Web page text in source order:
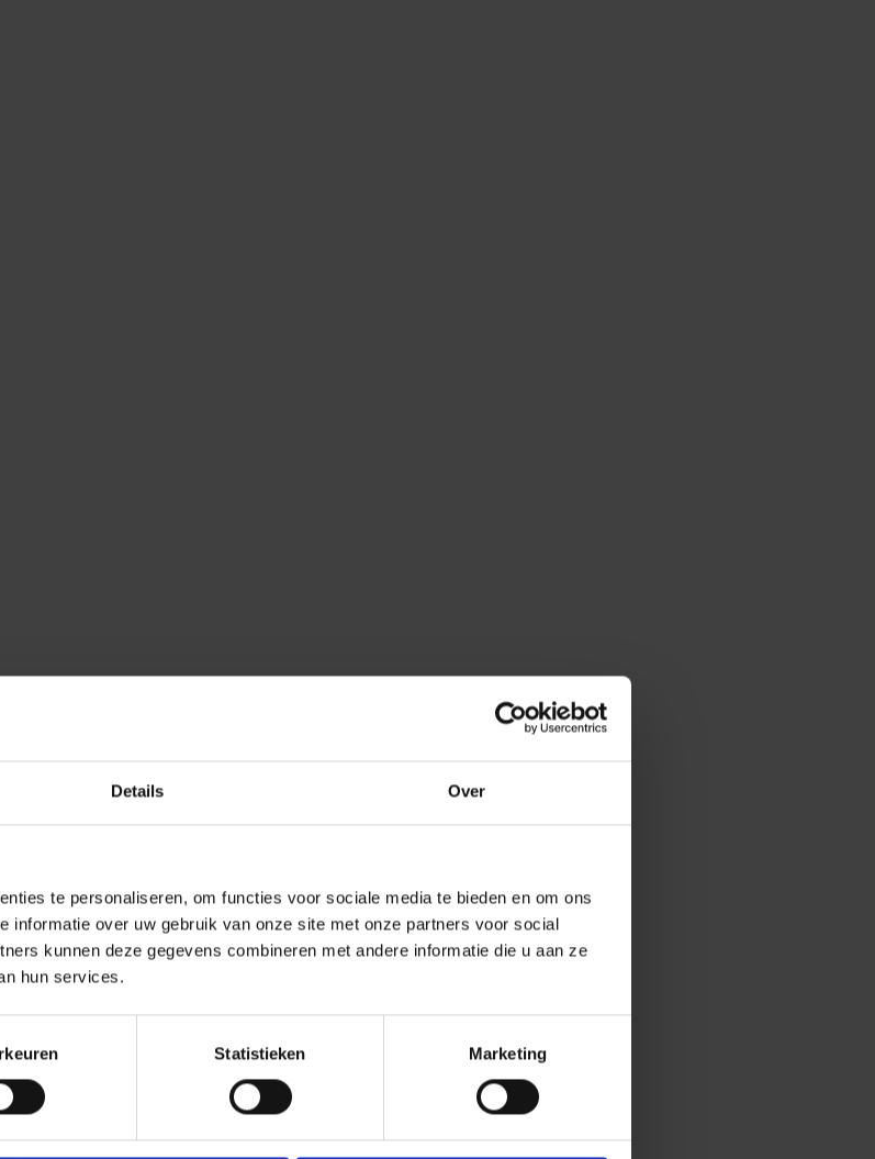
Details Over
te personaliseren, om functies voor sociale media te bieden en om ons
informatie over uw gebruik van onze site met onze partners voor social
kunnen deze gegevens combineren met andere informatie die u aan ze
hun services.
Statistieken Marketing